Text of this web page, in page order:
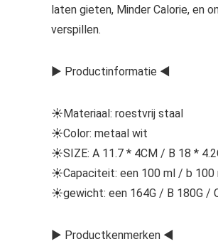
laten gieten, Minder Calorie, en
verspillen.
▶ Productinformatie ◀
☀Materiaal: roestvrij staal
☀Color: metaal wit
☀SIZE: A 11.7 * 4CM / B 18 *
☀Capaciteit: een 100 ml / b 100
☀gewicht: een 164G / B 180G /
▶ Productkenmerken ◀